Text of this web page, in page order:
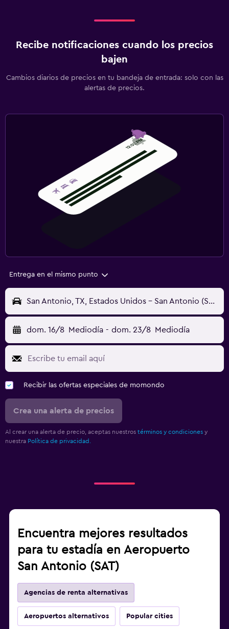
Recibe notificaciones cuando los precios
bajen
Cambios diarios de precios en tu bandeja de entrada: solo con las
alertas de precios.
Entrega en el mismo punto
San Antonio, TX, Estados Unidos - San Antonio (SAT)
dom. 16/8 Mediodía - dom. 23/8 Mediodía
Recibir las ofertas especiales de momondo
Crea una alerta de precios
Al crear una alerta de precio, aceptas nuestros términos y condiciones y
nuestra Política de privacidad.
Encuentra mejores resultados
para tu estadía en Aeropuerto
San Antonio (SAT)
Agencias de renta alternativas
Aeropuertos alternativos Popular cities